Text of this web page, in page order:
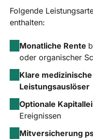
Folgende
enthalten:
Monatliche Rente
oder organischer
Klare
Leistungsauslöser
Optionale
Ereignissen
Mitversicherung